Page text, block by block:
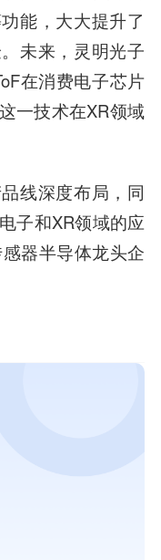
能，大大提升了
未来，灵明光子
在消费电子芯片
一技术在XR领域
线深度布局，同
子和XR领域的应
器半导体龙头企